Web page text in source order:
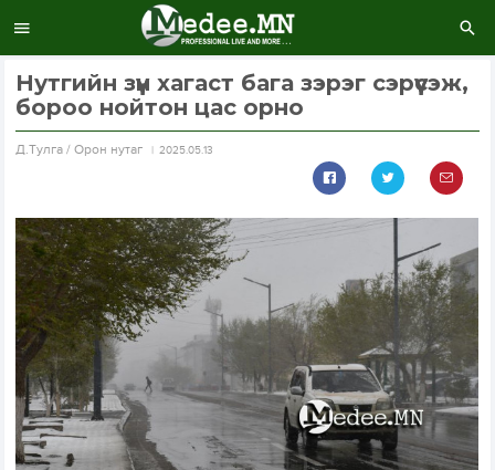
Нутгийн зүүн хагаст бага зэрэг сэрүүсэж,
бороо нойтон цас орно
Д.Тулга / Орон нутаг 2025.05.13